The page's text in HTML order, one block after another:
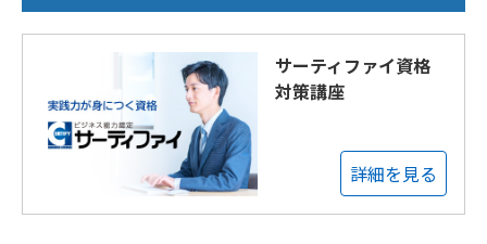
サーティファイ資格
対策講座
詳細を見る